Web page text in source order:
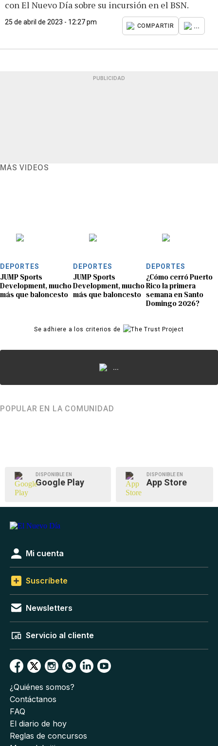
con El Nuevo Día sobre su incursión en el BSN.
25 de abril de 2023 - 12:27 pm
COMPARTIR ...
PUBLICIDAD
MÁS VIDEOS
DEPORTES
JUMP Sports
Development, mucho
más que baloncesto
DEPORTES
JUMP Sports
Development, mucho
más que baloncesto
DEPORTES
¿Cómo cerró Puerto
Rico la primera
semana en Santo
Domingo 2026?
Se adhiere a los criterios de
...
POPULAR EN LA COMUNIDAD
DISPONIBLE EN
Google Play
DISPONIBLE EN
App Store
Mi cuenta
Suscríbete
Newsletters
Servicio al cliente
¿Quiénes somos?
Contáctanos
FAQ
El diario de hoy
Reglas de concursos